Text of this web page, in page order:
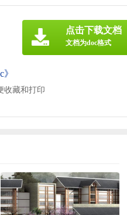
收藏和打印
点击下载文档
文档为doc格式